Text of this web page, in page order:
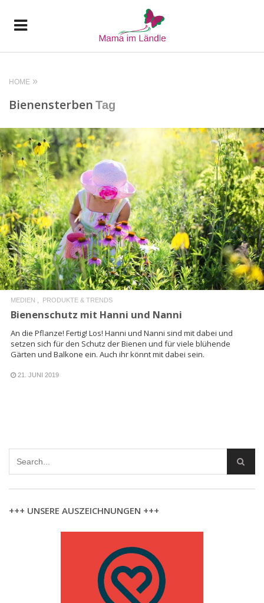
HOME
Bienensterben Tag
READ MORE
MEDIEN PRODUKTE & TRENDS
Bienenschutz mit Hanni und Nanni
An die Pflanze! Fertig! Los! Hanni und Nanni sind mit dabei und
setzen sich für den Schutz der Bienen und für viele blühende
Gärten und Balkone ein. Auch ihr könnt mit dabei sein.
21. JUNI 2019
+++ UNSERE AUSZEICHNUNGEN +++